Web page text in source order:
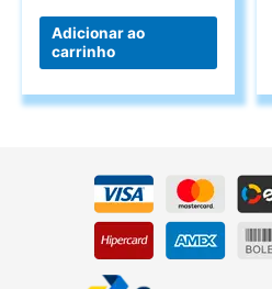
Adicionar ao
carrinho